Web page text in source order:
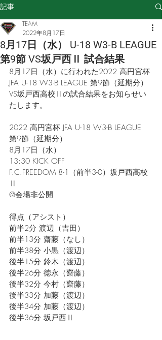
記事
8月17日（水） U-18 W3-B LEAGUE
第9節 VS坂戸西Ⅱ 試合結果
TEAM
2022年8月17日
8月17日（水）に行われた2022 高円宮杯
JFA U-18 W3-B LEAGUE 第9節（延期分）
VS坂戸西高校Ⅱの試合結果をお知らせい
たします。
2022 高円宮杯 JFA U-18 W3-B LEAGUE
第9節（延期分）
8月17日（水）
13:30 KICK OFF
F.C.FREEDOM 8-1（前半3-0）坂戸西高校
Ⅱ
@会場非公開
得点（アシスト）
前半2分 渡辺（吉田）
前半13分 齋藤（なし）
前半38分 小黒（渡辺）
後半15分 鈴木（渡辺）
後半26分 徳永（齋藤）
後半32分 今村（齋藤）
後半33分 加藤（渡辺）
後半34分 加藤（渡辺）
後半36分 坂戸西Ⅱ